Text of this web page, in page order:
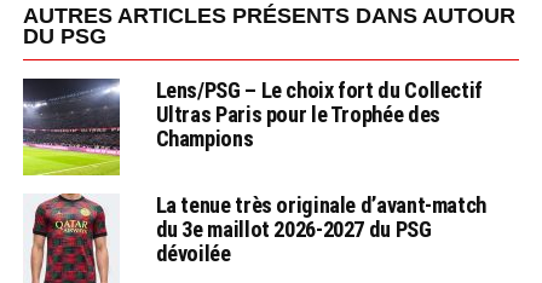
AUTRES ARTICLES PRÉSENTS DANS AUTOUR
DU PSG
Lens/PSG – Le choix fort du Collectif
Ultras Paris pour le Trophée des
Champions
La tenue très originale d’avant-match
du 3e maillot 2026-2027 du PSG
dévoilée